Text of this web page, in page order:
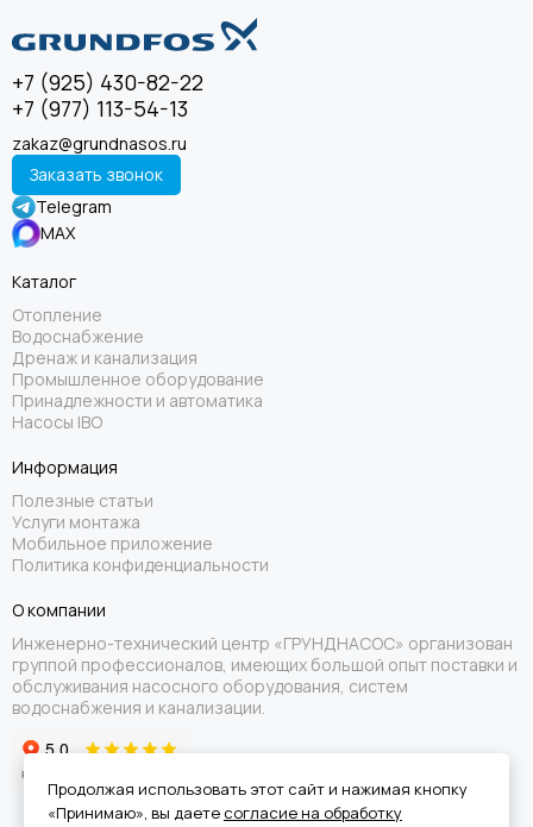
+7 (925) 430-82-22
+7 (977) 113-54-13
zakaz@grundnasos.ru
Заказать звонок
Telegram
MAX
Каталог
Отопление
Водоснабжение
Дренаж и канализация
Промышленное оборудование
Принадлежности и автоматика
Насосы IBO
Информация
Полезные статьи
Услуги монтажа
Мобильное приложение
Политика конфиденциальности
О компании
Инженерно-технический центр «ГРУНДНАСОС» организован
группой профессионалов, имеющих большой опыт поставки и
обслуживания насосного оборудования, систем
водоснабжения и канализации.
Продолжая использовать этот сайт и нажимая кнопку
«Принимаю», вы даете согласие на обработку